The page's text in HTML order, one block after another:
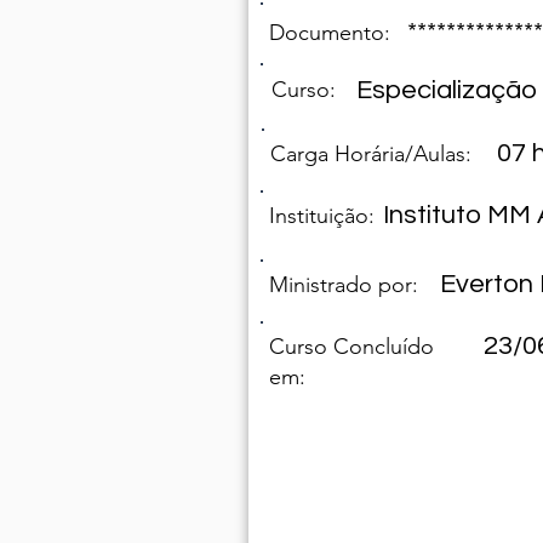
Documento:
Curso:
Carga Horária/Aulas: 07
Instituição: Instituto MM
Ministrado por: Everton
Curso Concluído
em:
23/